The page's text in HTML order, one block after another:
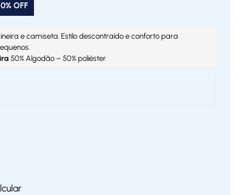
OFF
e camiseta. Estilo descontraído e conforto para
50% Algodão – 50% poliéster